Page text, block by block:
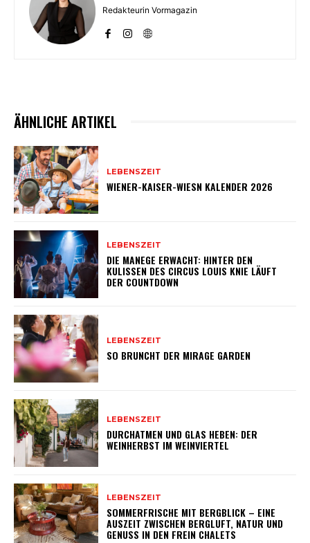
Redakteurin Vormagazin
ÄHNLICHE ARTIKEL
LEBENSZEIT
WIENER-KAISER-WIESN KALENDER 2026
LEBENSZEIT
DIE MANEGE ERWACHT: HINTER DEN
KULISSEN DES CIRCUS LOUIS KNIE LÄUFT
DER COUNTDOWN
LEBENSZEIT
SO BRUNCHT DER MIRAGE GARDEN
LEBENSZEIT
DURCHATMEN UND GLAS HEBEN: DER
WEINHERBST IM WEINVIERTEL
LEBENSZEIT
SOMMERFRISCHE MIT BERGBLICK – EINE
AUSZEIT ZWISCHEN BERGLUFT, NATUR UND
GENUSS IN DEN FREIN CHALETS